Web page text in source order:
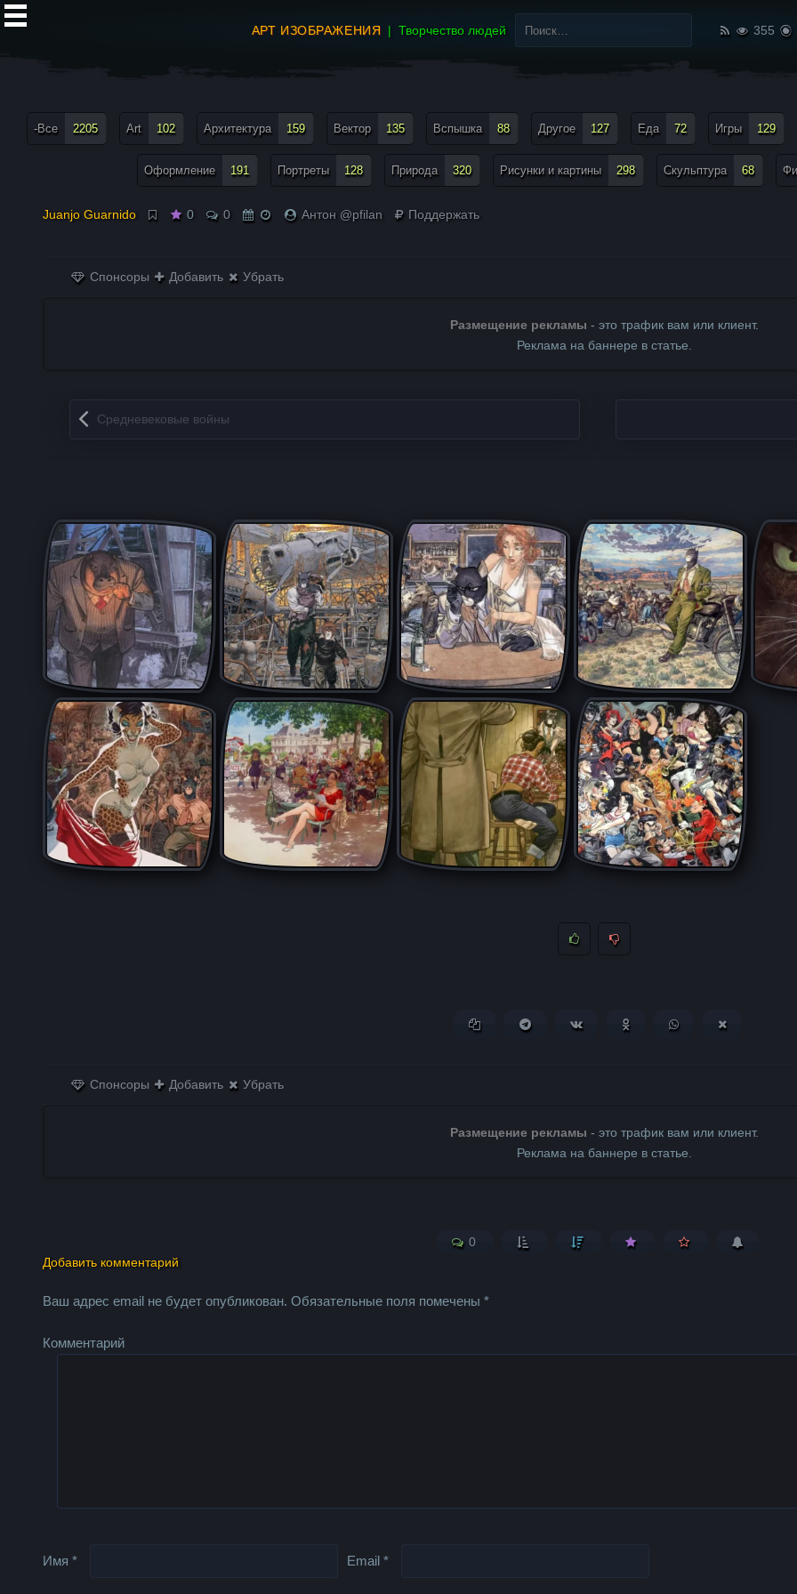
АРТ ИЗОБРАЖЕНИЯ Творчество людей
Найти:
355
-Все 2205 Art 102 Архитектура 159 Вектор 135 Вспышка 88 Другое 127 Еда 72 Игры 129
Оформление 191 Портреты 128 Природа 320 Рисунки и картины 298 Скульптура 68
Juanjo Guarnido 0 0 Антон @pfilan Поддержать
Спонсоры Добавить Убрать
Размещение рекламы - это трафик вам или клиент.
Реклама на баннере в статье.
Запись навигация
Средневековые войны
Копировать ссылкуПоделиться в Telegram
Поделиться ВКонтакте
Поделиться вПоделиться в
Спонсоры Добавить Убрать
Размещение рекламы - это трафик вам или клиент.
Реклама на баннере в статье.
0
Добавить комментарий
Ваш адрес email не будет опубликован. Обязательные поля помечены*
Комментарий
Имя* Email*